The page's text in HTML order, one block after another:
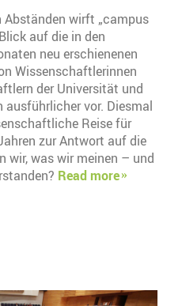
Abständen wirft „campus
auf die in den
neu erschienenen
Wissenschaftlerinnen
der Universität und
ausführlicher vor. Diesmal
Reise für
zur Antwort auf die
wir, was wir meinen – und
Read more